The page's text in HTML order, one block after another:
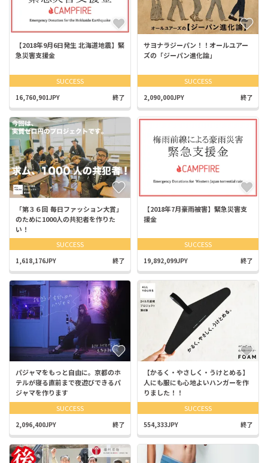
【2018年9月6日発生 北海道地震】緊
急災害支援金
SUCCESS
16,760,901JPY 終了
サヨナラジーパン！！オールユアー
ズの「ジーパン進化論」
SUCCESS
2,090,000JPY 終了
「第３６回 毎日ファッション大賞」
のために1000人の共犯者を作りた
い！
SUCCESS
1,618,176JPY 終了
【2018年7月豪雨被害】緊急災害支
援金
SUCCESS
19,892,099JPY 終了
パジャマをもっと自由に。京都のホ
テルが寝る直前まで夜遊びできるパ
ジャマを作ります
SUCCESS
2,096,400JPY 終了
【かるく・やさしく・うけとめる】
人にも服にも心地よいハンガーを作
りました！！
SUCCESS
554,333JPY 終了